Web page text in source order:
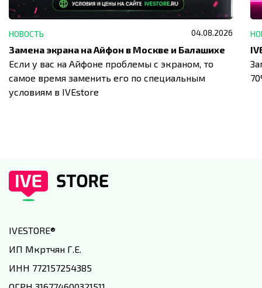
НОВОСТЬ 04.08.2026
Замена экрана на Айфон в Москве и Балашихе
Если у вас на Айфоне проблемы с экраном, то
самое время заменить его по специальным
условиям в IVEstore
IVESTORE®
ИП Мкртчян Г.Е.
ИНН 772157254385